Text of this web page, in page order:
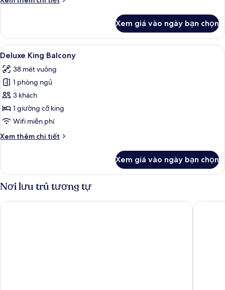
Deluxe,
Phòng
giường
Deluxe,
ban
Xem giá vào ngày bạn chọn
Xem
tất
cả
ảnh
Deluxe
King
Balcony
Deluxe King Balcony | Quang cảnh
5
Deluxe King Balcony
38 mét vuông
1 phòng ngủ
3 khách
1 giường cỡ king
Wifi miễn phí
Xem thêm chi tiết
Chi
Deluxe
Balcony
Xem giá vào ngày bạn chọn
Nơi lưu trú tương tự
Khách sạn Rex Hotel